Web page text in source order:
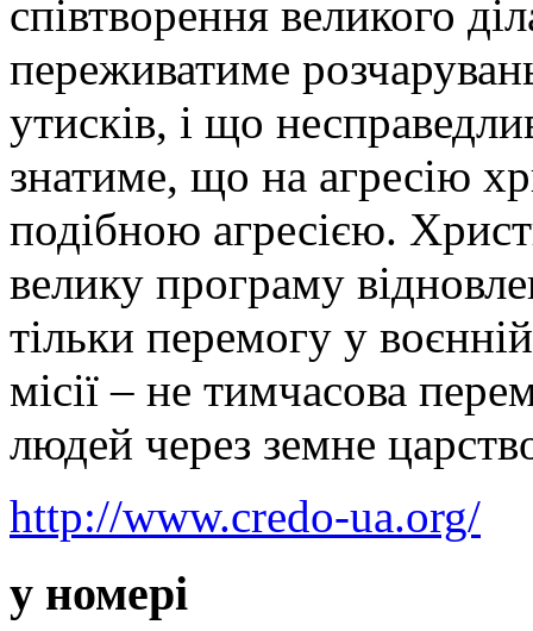
співтворення великого
переживатиме
утисків, і що
знатиме, що на агресію
подібною агресією.
велику програму
тільки перемогу у
місії – не тимчасова
людей через земне
http://www.credo-ua.org/
у номері